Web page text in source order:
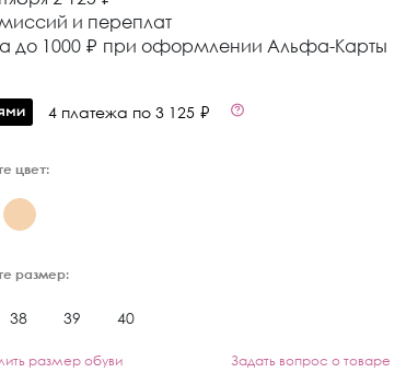
и переплат
до 1000 ₽ при оформлении Альфа-Карты
4 платежа по 3 125 ₽
цвет:
размер:
38 39 40
размер обуви Задать вопрос о товаре